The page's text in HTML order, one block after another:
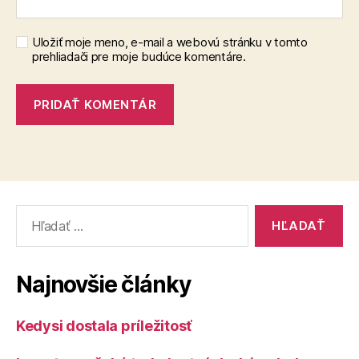
Uložiť moje meno, e-mail a webovú stránku v tomto
prehliadači pre moje budúce komentáre.
Najnovšie články
Kedysi dostala príležitosť